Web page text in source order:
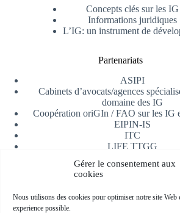
Gérer le consentement aux
cookies
Nous utilisons des cookies pour optimiser notre site
experience possible.
Concepts clés sur les IG
Informations juridiques
L’IG: un instrument de
Partenariats
ASIPI
Cabinets d’avocats/agences
domaine des IG
Coopération oriGIn / FAO sur les IG
EIPIN-IS
ITC
LIFE TTGG
AfrIPI
Recevoir notre newsletter